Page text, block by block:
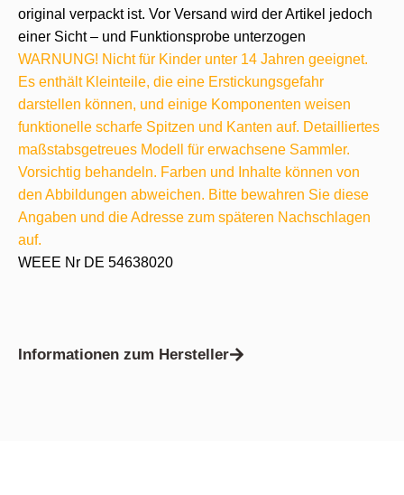
original verpackt ist. Vor Versand wird der Artikel jedoch
einer Sicht – und Funktionsprobe unterzogen
WARNUNG! Nicht für Kinder unter 14 Jahren geeignet.
Es enthält Kleinteile, die eine Erstickungsgefahr
darstellen können, und einige Komponenten weisen
funktionelle scharfe Spitzen und Kanten auf. Detailliertes
maßstabsgetreues Modell für erwachsene Sammler.
Vorsichtig behandeln. Farben und Inhalte können von
den Abbildungen abweichen. Bitte bewahren Sie diese
Angaben und die Adresse zum späteren Nachschlagen
auf.
WEEE Nr DE 54638020
Informationen zum Hersteller